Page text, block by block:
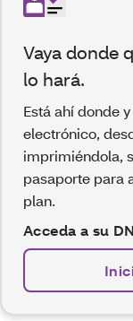
Vaya donde
lo hará.
Está ahí donde
electrónico,
imprimiéndola,
pasaporte para
plan.
Acceda a su